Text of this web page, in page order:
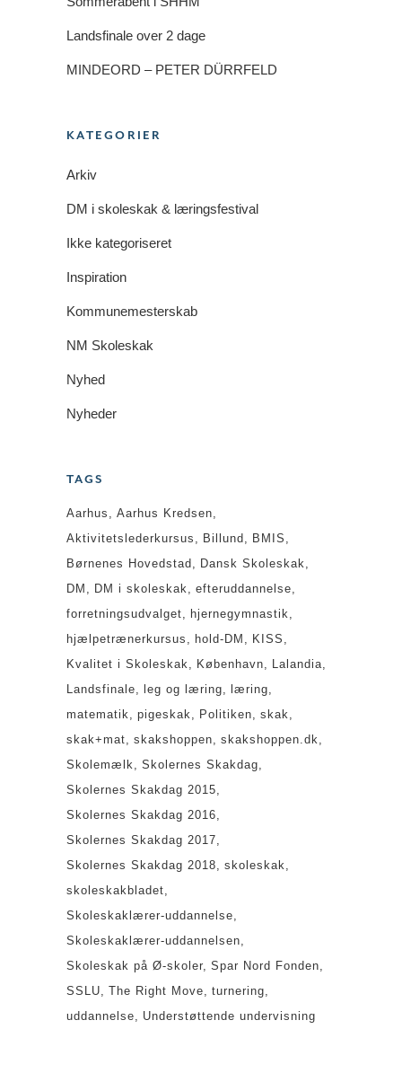
Landsfinale over 2 dage
MINDEORD – PETER DÜRRFELD
KATEGORIER
Arkiv
DM i skoleskak & læringsfestival
Ikke kategoriseret
Inspiration
Kommunemesterskab
NM Skoleskak
Nyhed
Nyheder
TAGS
Aarhus
Aarhus Kredsen
Aktivitetslederkursus
Billund
BMIS
Børnenes Hovedstad
Dansk Skoleskak
DM
DM i skoleskak
efteruddannelse
forretningsudvalget
hjernegymnastik
hjælpetrænerkursus
hold-DM
KISS
Kvalitet i Skoleskak
København
Lalandia
Landsfinale
leg og læring
læring
matematik
pigeskak Politiken
skak
skak+mat
skakshoppen
skakshoppen.dk
Skolemælk
Skolernes Skakdag
Skolernes Skakdag 2015
Skolernes Skakdag 2016
Skolernes Skakdag 2017
Skolernes Skakdag 2018
skoleskak
skoleskakbladet
Skoleskaklærer-uddannelse
Skoleskaklærer-uddannelsen
Skoleskak på Ø-skoler Spar Nord Fonden
SSLU
The Right Move
turnering
uddannelse
Understøttende undervisning